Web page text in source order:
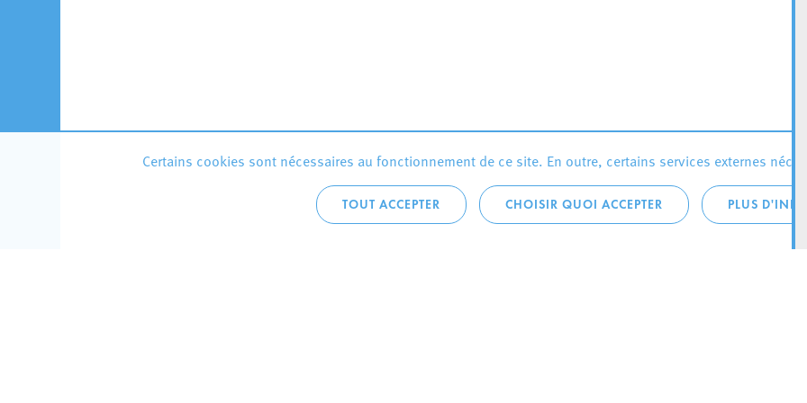
Certains cookies sont nécessaires au fonctionnement de ce site. En outre, certains services externes
TOUT ACCEPTER CHOISIR QUOI ACCEPTER PLUS